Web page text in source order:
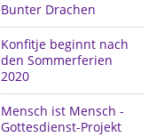
Bunter Drachen
Konfitje beginnt nach
den Sommerferien
2020
Mensch ist Mensch -
Gottesdienst-Projekt